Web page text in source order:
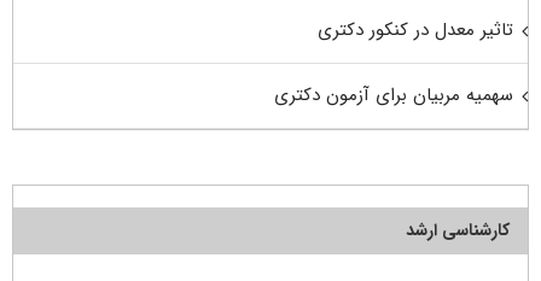
تاثیر معدل در کنکور دکتری
سهمیه مربیان برای آزمون دکتری
کارشناسی ارشد